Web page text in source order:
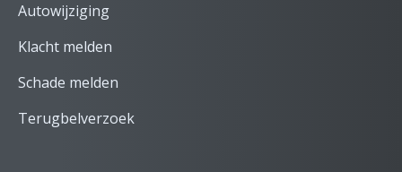
Autowijziging
Klacht melden
Schade melden
Terugbelverzoek